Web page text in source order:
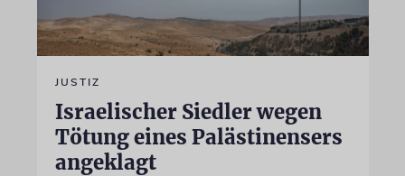
JUSTIZ
Israelischer Siedler wegen
Tötung eines Palästinensers
angeklagt